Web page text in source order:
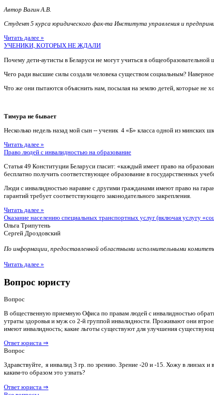
Автор Вагин А.В.
Студент 5 курса юридического фак-та Института управления и
Читать далее »
УЧЕНИКИ, КОТОРЫХ НЕ ЖДАЛИ
Почему дети-аутисты в Беларуси не могут учиться в общеобразовательной
Чего ради высшие силы создали человека существом социальным?
Что же они пытаются объяснить нам, посылая на землю детей, которые не
Тимура не бывает
Несколько недель назад мой сын -- ученик 4 «Б» класса одной из минских
Читать далее »
Право людей с инвалидностью на образование
Статья 49 Конституции Беларуси гласит: «каждый имеет право на
бесплатно получить соответствующее образование в государственных
Люди с инвалидностью наравне с другими гражданами имеют право на
гарантий требует соответствующего законодательного закрепления.
Читать далее »
Оказание населению специальных транспортных услуг (включая услугу
Ольга Трипутень
Сергей Дроздовский
По информации, предоставленной областными исполнительными
Читать далее »
Вопрос юристу
Вопрос
В общественную приемную Офиса по правам людей с инвалидностью
утраты здоровья и муж со 2-й группой инвалидности. Проживают они
имеют инвалидность; какие льготы существуют для улучшения
Ответ юриста ⇒
Вопрос
Здравствуйте, я инвалид 3 гр. по зрению. Зрение -20 и -15. Хожу в линзах
каким-то образом это узнать?
Ответ юриста ⇒